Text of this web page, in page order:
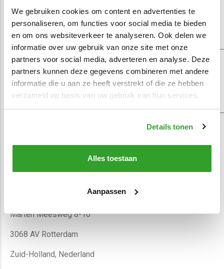
We gebruiken cookies om content en advertenties te
personaliseren, om functies voor social media te bieden
en om ons websiteverkeer te analyseren. Ook delen we
informatie over uw gebruik van onze site met onze
partners voor social media, adverteren en analyse. Deze
partners kunnen deze gegevens combineren met andere
informatie die u aan ze heeft verstrekt of die ze hebben
verzameld op basis van uw gebruik van hun services.
Details tonen
Alles toestaan
Aanpassen
gegevens 24/7 realtime inzien. Ook ontvangt u
persoonlijke rapporten gebaseerd op uw data inclusief
rijgedraganalyses.
Lees meer over onze rittenregistratie >
Contact met RouteVision
rittenregistratie of heeft u nog een vraag over de
nemen we zo snel mogelijk contact met u op. U kunt ook
direct een offerte aanvragen.
RouteVision Nederland
Marten Meesweg 8-10
3068 AV Rotterdam
Zuid-Holland, Nederland